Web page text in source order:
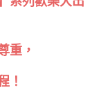
重，
！